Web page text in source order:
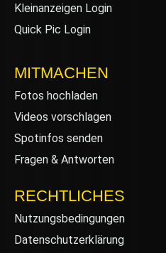
Kleinanzeigen Login
Quick Pic Login
MITMACHEN
Fotos hochladen
Videos vorschlagen
Spotinfos senden
Fragen & Antworten
RECHTLICHES
Nutzungsbedingungen
Datenschutzerklärung